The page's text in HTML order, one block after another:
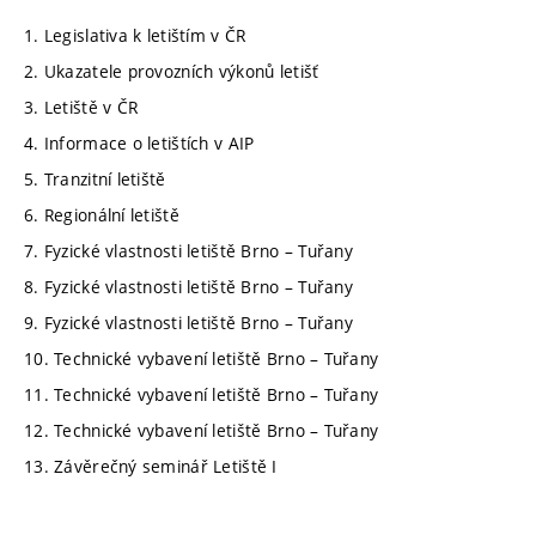
1. Legislativa k letištím v ČR
2. Ukazatele provozních výkonů letišť
3. Letiště v ČR
4. Informace o letištích v AIP
5. Tranzitní letiště
6. Regionální letiště
7. Fyzické vlastnosti letiště Brno – Tuřany
8. Fyzické vlastnosti letiště Brno – Tuřany
9. Fyzické vlastnosti letiště Brno – Tuřany
10. Technické vybavení letiště Brno – Tuřany
11. Technické vybavení letiště Brno – Tuřany
12. Technické vybavení letiště Brno – Tuřany
13. Závěrečný seminář Letiště I